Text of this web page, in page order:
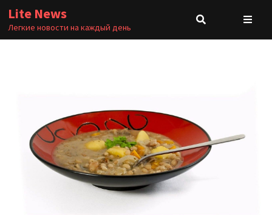
Перейти
содержимому
Lite News
Легкие новости на каждый день